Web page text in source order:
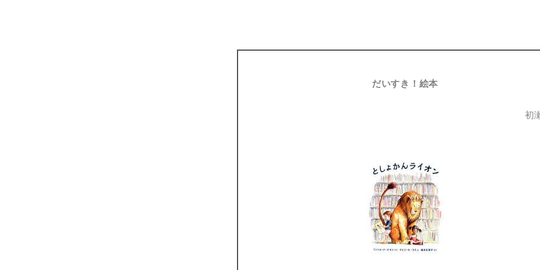
だいすき！絵本
初